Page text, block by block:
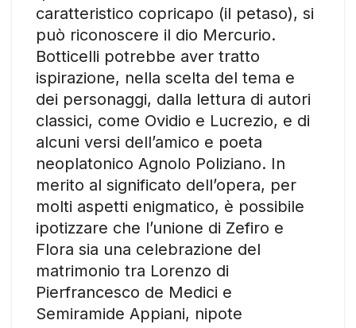
caratteristico copricapo (il petaso), si
può riconoscere il dio Mercurio.
Botticelli potrebbe aver tratto
ispirazione, nella scelta del tema e
dei personaggi, dalla lettura di autori
classici, come Ovidio e Lucrezio, e di
alcuni versi dell’amico e poeta
neoplatonico Agnolo Poliziano. In
merito al significato dell’opera, per
molti aspetti enigmatico, è possibile
ipotizzare che l’unione di Zefiro e
Flora sia una celebrazione del
matrimonio tra Lorenzo di
Pierfrancesco de Medici e
Semiramide Appiani, nipote